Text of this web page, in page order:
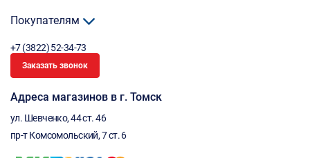
Покупателям
+7 (3822) 52-34-73
Заказать звонок
Адреса магазинов в г. Томск
ул. Шевченко, 44 ст. 46
пр-т Комсомольский, 7 ст. 6